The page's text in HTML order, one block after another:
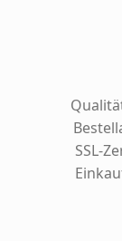
SSL-